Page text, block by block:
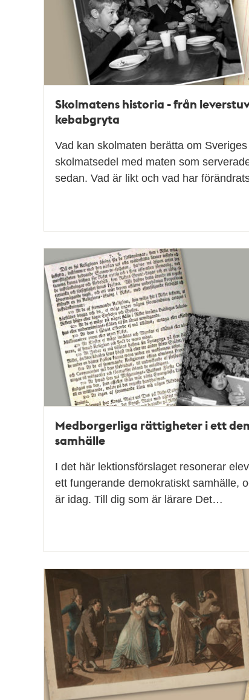
Skolmatens historia - från
kebabgryta
Vad kan skolmaten berätta om
skolmatsedel med maten som
sedan. Vad är likt och vad har
Medborgerliga rättigheter i ett
samhälle
I det här lektionsförslaget resonerar
ett fungerande demokratiskt samhälle,
är idag. Till dig som är lärare Det…